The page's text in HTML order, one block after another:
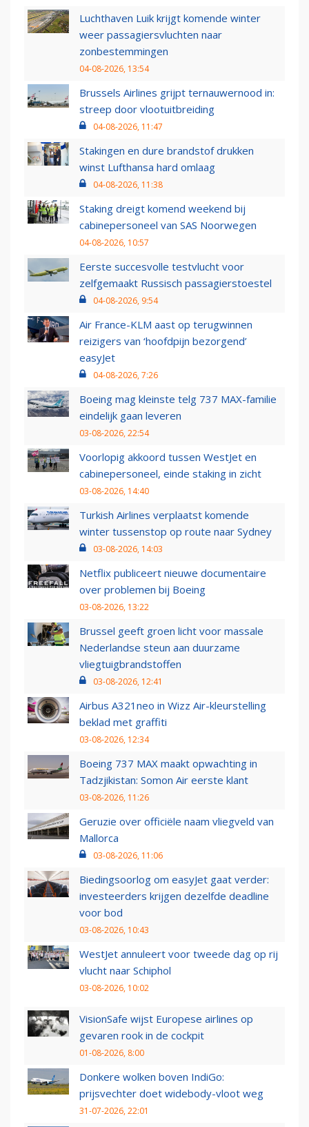
Luchthaven Luik krijgt komende winter
weer passagiersvluchten naar
zonbestemmingen
04-08-2026, 13:54
Brussels Airlines grijpt ternauwernood in:
streep door vlootuitbreiding
04-08-2026, 11:47
Stakingen en dure brandstof drukken
winst Lufthansa hard omlaag
04-08-2026, 11:38
Staking dreigt komend weekend bij
cabinepersoneel van SAS Noorwegen
04-08-2026, 10:57
Eerste succesvolle testvlucht voor
zelfgemaakt Russisch passagierstoestel
04-08-2026, 9:54
Air France-KLM aast op terugwinnen
reizigers van ‘hoofdpijn bezorgend’
easyJet
04-08-2026, 7:26
Boeing mag kleinste telg 737 MAX-familie
eindelijk gaan leveren
03-08-2026, 22:54
Voorlopig akkoord tussen WestJet en
cabinepersoneel, einde staking in zicht
03-08-2026, 14:40
Turkish Airlines verplaatst komende
winter tussenstop op route naar Sydney
03-08-2026, 14:03
Netflix publiceert nieuwe documentaire
over problemen bij Boeing
03-08-2026, 13:22
Brussel geeft groen licht voor massale
Nederlandse steun aan duurzame
vliegtuigbrandstoffen
03-08-2026, 12:41
Airbus A321neo in Wizz Air-kleurstelling
beklad met graffiti
03-08-2026, 12:34
Boeing 737 MAX maakt opwachting in
Tadzjikistan: Somon Air eerste klant
03-08-2026, 11:26
Geruzie over officiële naam vliegveld van
Mallorca
03-08-2026, 11:06
Biedingsoorlog om easyJet gaat verder:
investeerders krijgen dezelfde deadline
voor bod
03-08-2026, 10:43
WestJet annuleert voor tweede dag op rij
vlucht naar Schiphol
03-08-2026, 10:02
VisionSafe wijst Europese airlines op
gevaren rook in de cockpit
01-08-2026, 8:00
Donkere wolken boven IndiGo:
prijsvechter doet widebody-vloot weg
31-07-2026, 22:01